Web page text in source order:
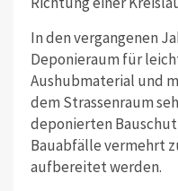
In den vergangenen
Deponieraum für
Aushubmaterial und
dem Strassenraum
deponierten
Bauabfälle vermehrt
aufbereitet werden.